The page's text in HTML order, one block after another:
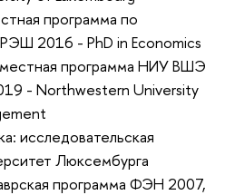
программа по
2016 - PhD in Economics
программа НИУ ВШЭ
- Northwestern University
исследовательская
Люксембурга
программа ФЭН 2007,